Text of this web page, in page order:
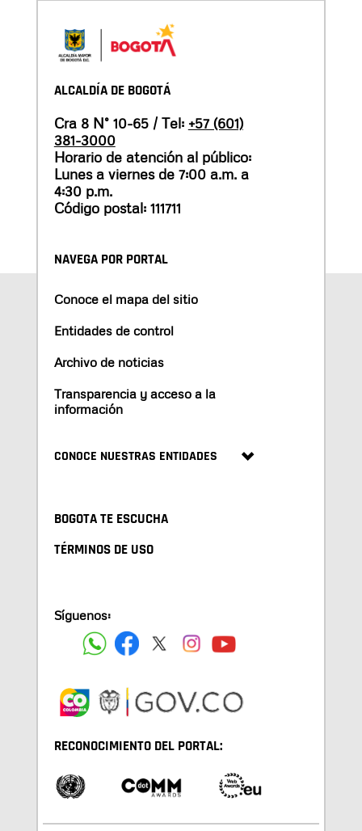
ALCALDÍA DE BOGOTÁ
Cra 8 N° 10-65 / Tel: +57 (601)
381-3000
Horario de atención al público:
Lunes a viernes de 7:00 a.m. a
4:30 p.m.
Código postal: 111711
NAVEGA POR PORTAL
Conoce el mapa del sitio
Entidades de control
Archivo de noticias
Transparencia y acceso a la
información
CONOCE NUESTRAS ENTIDADES
BOGOTA TE ESCUCHA
TÉRMINOS DE USO
Síguenos:
RECONOCIMIENTO DEL PORTAL: